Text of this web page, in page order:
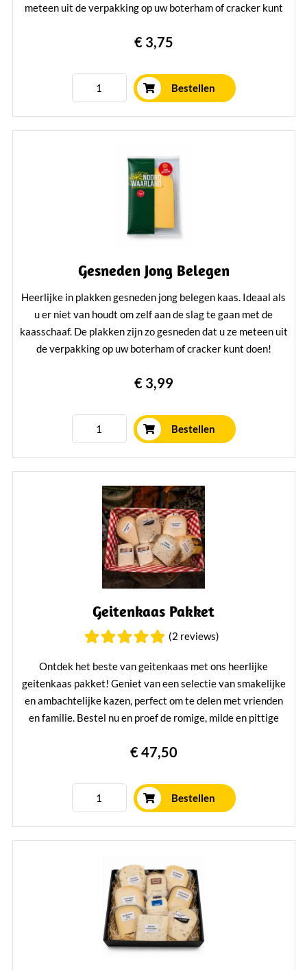
meteen uit de verpakking op uw boterham of cracker kunt
Lees verder
€ 3,75
Bestellen
Gesneden Jong Belegen
Heerlijke in plakken gesneden jong belegen kaas. Ideaal als
u er niet van houdt om zelf aan de slag te gaan met de
kaasschaaf. De plakken zijn zo gesneden dat u ze meteen uit
de verpakking op uw boterham of cracker kunt doen!
Lees verder
€ 3,99
Bestellen
Geitenkaas Pakket
(2 reviews)
Ontdek het beste van geitenkaas met ons heerlijke
geitenkaas pakket! Geniet van een selectie van smakelijke
en ambachtelijke kazen, perfect om te delen met vrienden
en familie. Bestel nu en proef de romige, milde en pittige
Lees verder
€ 47,50
Bestellen